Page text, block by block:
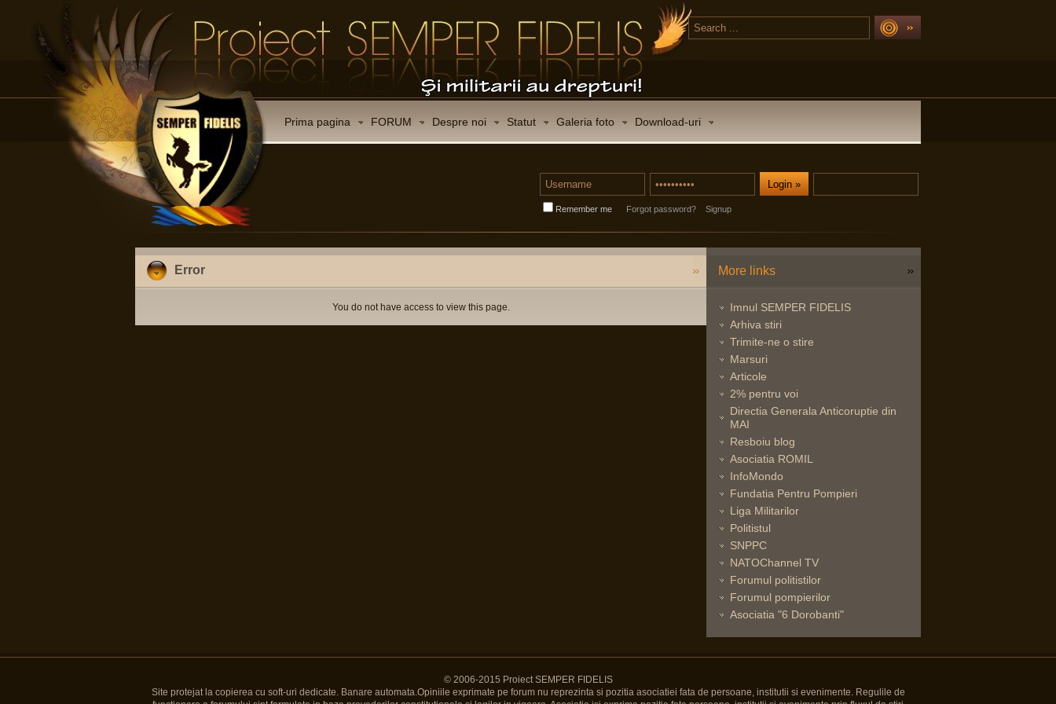
Prima pagina FORUM Despre noi Statut Galeria foto Download-uri
Remember me Forgot password? Signup
Error
You do not have access to view this page.
More links
Imnul SEMPER FIDELIS
Arhiva stiri
Trimite-ne o stire
Marsuri
Articole
2% pentru voi
Directia Generala Anticoruptie din
MAI
Resboiu blog
Asociatia ROMIL
InfoMondo
Fundatia Pentru Pompieri
Liga Militarilor
Politistul
SNPPC
NATOChannel TV
Forumul politistilor
Forumul pompierilor
Asociatia "6 Dorobanti"
© 2006-2015 Proiect SEMPER FIDELIS
Site protejat la copierea cu soft-uri dedicate. Banare automata.Opiniile exprimate pe forum nu reprezinta si pozitia asociatiei fata de persoane, institutii si evenimente. Regulile de